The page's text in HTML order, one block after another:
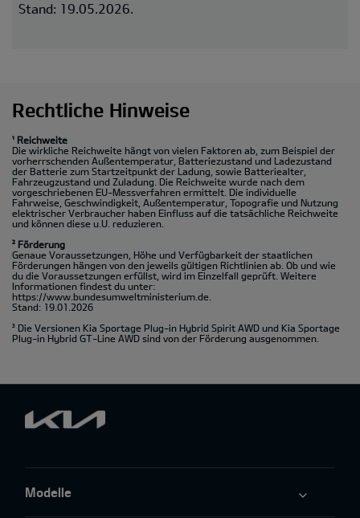
Stand: 19.05.2026.
Rechtliche Hinweise
¹ Reichweite
Die wirkliche Reichweite hängt von vielen Faktoren ab, zum Beispiel der
vorherrschenden Außentemperatur, Batteriezustand und Ladezustand
der Batterie zum Startzeitpunkt der Ladung, sowie Batteriealter,
Fahrzeugzustand und Zuladung. Die Reichweite wurde nach dem
vorgeschriebenen EU-Messverfahren ermittelt. Die individuelle
Fahrweise, Geschwindigkeit, Außentemperatur, Topografie und Nutzung
elektrischer Verbraucher haben Einfluss auf die tatsächliche Reichweite
und können diese u.U. reduzieren.
² Förderung
Genaue Voraussetzungen, Höhe und Verfügbarkeit der staatlichen
Förderungen hängen von den jeweils gültigen Richtlinien ab. Ob und wie
du die Voraussetzungen erfüllst, wird im Einzelfall geprüft. Weitere
Informationen findest du unter:
https://www.bundesumweltministerium.de.
Stand: 19.01.2026
³ Die Versionen Kia Sportage Plug-in Hybrid Spirit AWD und Kia Sportage
Plug-in Hybrid GT-Line AWD sind von der Förderung ausgenommen.
Modelle